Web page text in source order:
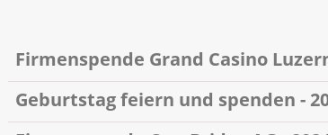
Firmenspende Grand Casino
Im
Geburtstag feiern und spenden -